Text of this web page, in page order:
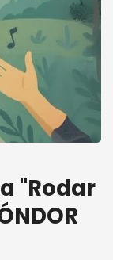
"Rodar